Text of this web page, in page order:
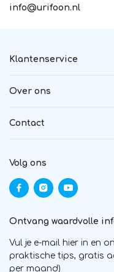
info@urifoon.nl
Klantenservice
Over ons
Contact
Volg ons
Ontvang waardvolle
Vul je e-mail hier in en
praktische tips, gratis
per maand)